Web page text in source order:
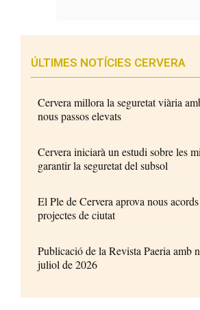
ÚLTIMES NOTÍCIES CERVERA
Cervera millora la seguretat viària
nous passos elevats
Cervera iniciarà un estudi sobre les
garantir la seguretat del subsol
El Ple de Cervera aprova nous
projectes de ciutat
Publicació de la Revista Paeria amb
juliol de 2026